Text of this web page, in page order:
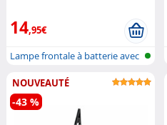
14,95€
Lampe frontale à batterie avec
NOUVEAUTÉ
-43 %